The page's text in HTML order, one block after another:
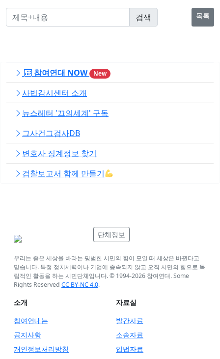
목록
참여연대 NOW New
사법감시센터 소개
뉴스레터 '끄의세계' 구독
그사건그검사DB
변호사 징계정보 찾기
검찰보고서 함께 만들기
단체정보
우리는 좋은 세상을 바라는 평범한 시민의 힘이 모일 때 세상은 바뀐다고
믿습니다. 특정 정치세력이나 기업에 종속되지 않고 오직 시민의 힘으로 독
립적인 활동을 하는 시민단체입니다. © 1994-2026 참여연대. Some
Rights Reserved CC BY-NC 4.0.
소개
참여연대는
공지사항
개인정보처리방침
자료실
발간자료
소송자료
입법자료